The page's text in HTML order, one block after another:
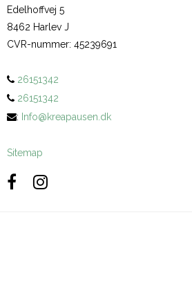
Edelhoffvej 5
8462 Harlev J
CVR-nummer: 45239691
26151342
26151342
: Info@kreapausen.dk
Sitemap